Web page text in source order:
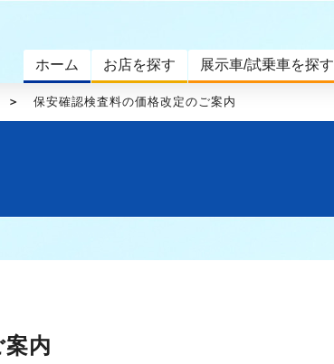
ホーム お店を探す 展示車/試乗車を探す
保安確認検査料の価格改定のご案内
内